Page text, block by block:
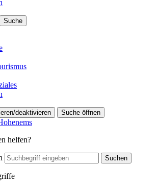
Suche
deaktivieren Suche öffnen
helfen?
Suchen